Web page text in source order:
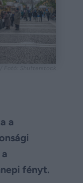
a
fényt.